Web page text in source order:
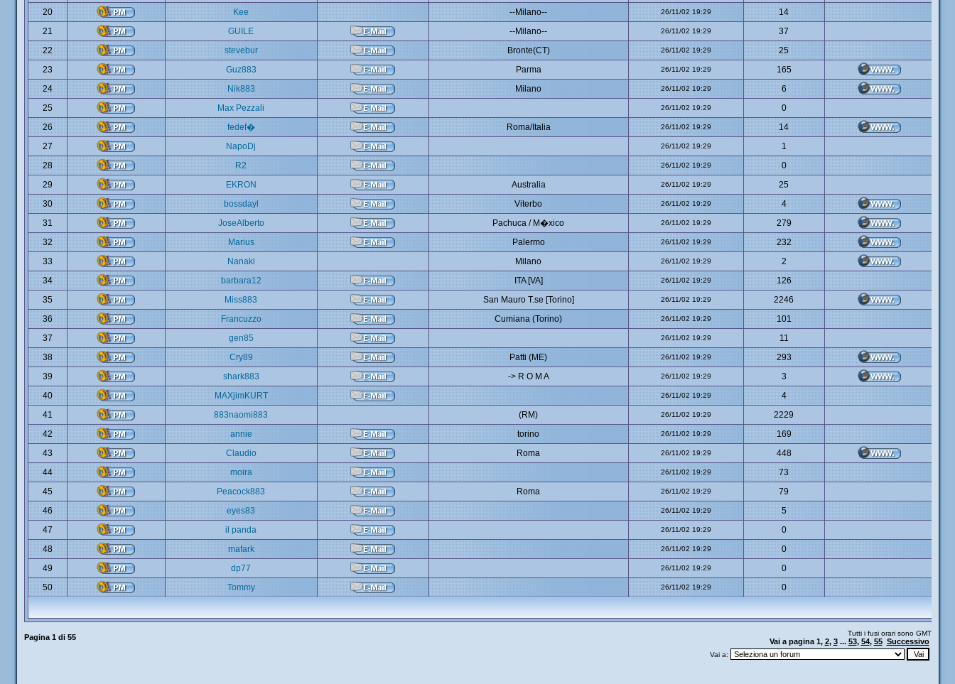
20
Kee --Milano-- 26/11/02 19:29
14
21
GUILE --Milano-- 26/11/02 19:29
37
22
stevebur Bronte(CT) 26/11/02 19:29
25
23
Guz883 Parma 26/11/02 19:29
165
24
Nik883 Milano 26/11/02 19:29
6
25
Max Pezzali 26/11/02 19:29
0
26
fedef� Roma/Italia 26/11/02 19:29
14
27
NapoDj 26/11/02 19:29
1
28
R2 26/11/02 19:29
0
29
EKRON Australia 26/11/02 19:29
25
30
bossdayl Viterbo 26/11/02 19:29
4
31
JoseAlberto Pachuca / M�xico 26/11/02 19:29
279
32
Marius Palermo 26/11/02 19:29
232
33
Nanaki Milano 26/11/02 19:29
2
34
barbara12 ITA [VA] 26/11/02 19:29
126
35
Miss883 San Mauro T.se [Torino] 26/11/02 19:29
2246
36
Francuzzo Cumiana (Torino) 26/11/02 19:29
101
37
gen85 26/11/02 19:29
11
38
Cry89 Patti (ME) 26/11/02 19:29
293
39
shark883 -> R O M A 26/11/02 19:29
3
40
MAXjimKURT 26/11/02 19:29
4
41
883naomi883 (RM) 26/11/02 19:29
2229
42
annie torino 26/11/02 19:29
169
43
Claudio Roma 26/11/02 19:29
448
44
moira 26/11/02 19:29
73
45
Peacock883 Roma 26/11/02 19:29
79
46
eyes83 26/11/02 19:29
5
47
il panda 26/11/02 19:29
0
48
mafark 26/11/02 19:29
0
49
dp77 26/11/02 19:29
0
50
Tommy 26/11/02 19:29 0
Pagina 1di 55 Tutti i fusi orari sono GMT
Vai a pagina 1, 2, 3... 53, 54, 55 Successivo
Vai a: